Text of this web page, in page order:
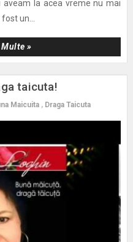
aveam la acea vreme nu mai
un...
»
taicuta!
Maicuita , Draga Taicuta